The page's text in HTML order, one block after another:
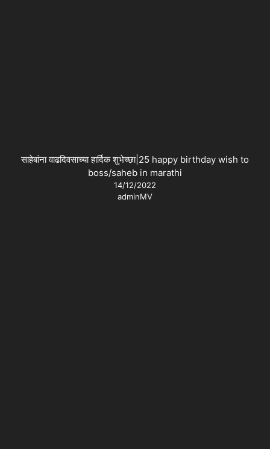
साहेबांना वाढदिवसाच्या हार्दिक शुभेच्छा|25 happy birthday wish to
boss/saheb in marathi
14/12/2022
adminMV